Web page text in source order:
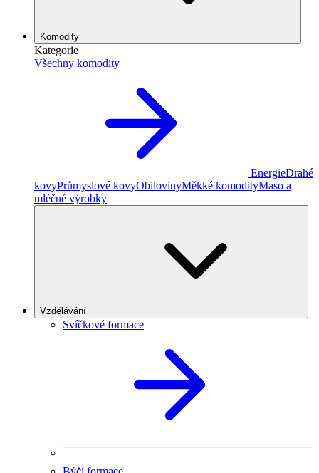
Komodity
Kategorie
Všechny komodity
EnergieDrahé
kovyPrůmyslové kovyObilovinyMěkké komodityMaso a
mléčné výrobky
Vzdělávání
Svíčkové formace